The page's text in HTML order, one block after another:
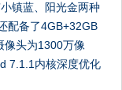
镇蓝、阳光金两种
配备了4GB+32GB
像头为1300万像
7.1.1内核深度优化